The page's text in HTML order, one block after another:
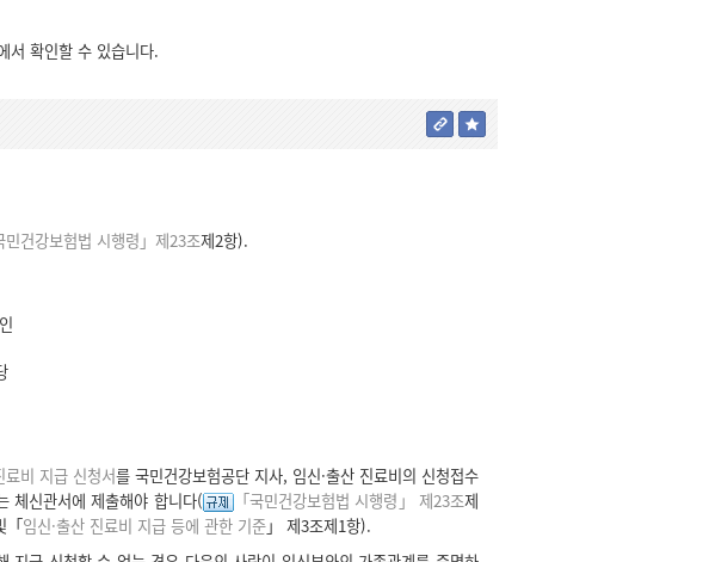
서 확인할 수 있습니다.
민건강보험법 시행령」제23조제2항).
료비 지급 신청서를 국민건강보험공단 지사, 임신·출산 진료비의 신청접수
체신관서에 제출해야 합니다(
「국민건강보험법 시행령」 제23조제
「임신·출산 진료비 지급 등에 관한 기준」 제3조제1항).